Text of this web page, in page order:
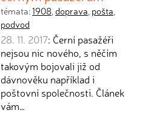
témata:1908,doprava, pošta,
podvod
28. 11. 2017: Černí pasažéři
nejsou nic nového, s něčím
takovým bojovali již od
dávnověku například i
poštovní společnosti. Článek
vám…